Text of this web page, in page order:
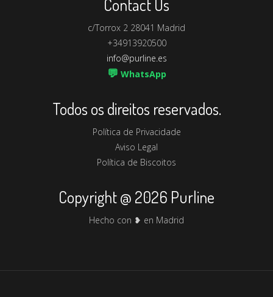
Contact Us
c/Torrox 2 28041 Madrid
+34913920500
info@purline.es
💬 WhatsApp
Todos os direitos reservados.
Política de Privacidade
Aviso Legal
Política de Biscoitos
Copyright @ 2026 Purline
Hecho con ❥ en Madrid